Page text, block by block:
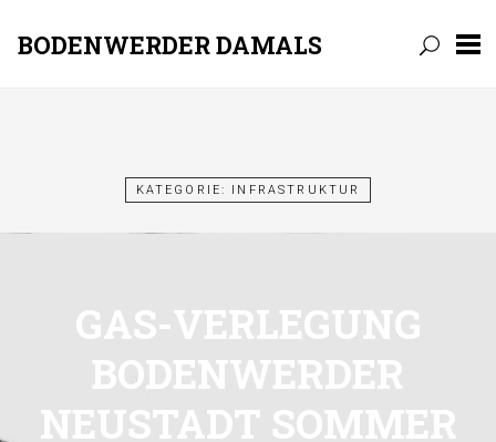
BODENWERDER DAMALS
KATEGORIE: INFRASTRUKTUR
GAS-VERLEGUNG
BODENWERDER
NEUSTADT SOMMER